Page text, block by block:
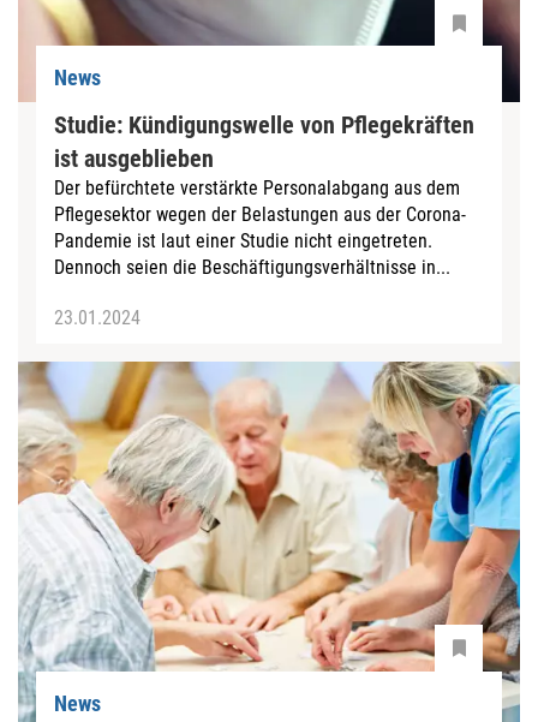
News
Studie: Kündigungswelle von Pflegekräften
ist ausgeblieben
Der befürchtete verstärkte Personalabgang aus dem
Pflegesektor wegen der Belastungen aus der Corona-
Pandemie ist laut einer Studie nicht eingetreten.
Dennoch seien die Beschäftigungsverhältnisse in...
23.01.2024
News